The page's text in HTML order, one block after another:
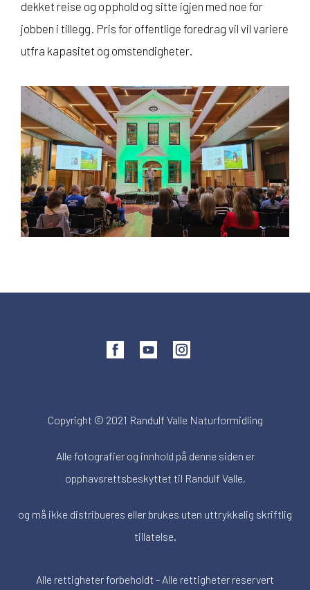
dekket reise og opphold og sitte igjen med noe for
jobben i tillegg. Pris for offentlige foredrag vil vil variere
utfra kapasitet og omstendigheter.
Copyright © 2021 Randulf Valle Naturformidling
Alle fotografier og innhold på denne siden er
opphavsrettsbeskyttet til Randulf Valle,
og må ikke distribueres eller brukes uten uttrykkelig skriftlig
tillatelse.
Alle rettigheter forbeholdt - Alle rettigheter reservert